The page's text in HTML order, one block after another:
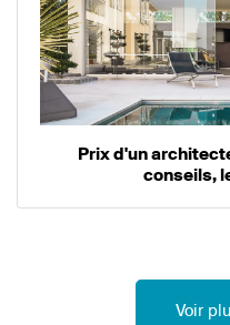
Prix d'un
conseils,
Voir